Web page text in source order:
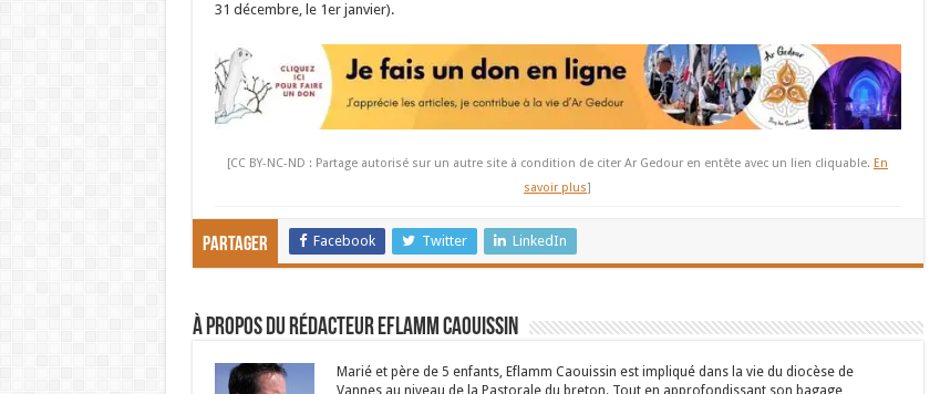
31 décembre, le 1er janvier).
[CC BY-NC-ND : Partage autorisé sur un autre site à condition de citer Ar Gedour en entête avec un lien cliquable. En
savoir plus]
Partager Facebook Twitter LinkedIn
À propos du rédacteur Eflamm Caouissin
Marié et père de 5 enfants, Eflamm Caouissin est impliqué dans la vie du diocèse de
Vannes au niveau de la Pastorale du breton. Tout en approfondissant son bagage